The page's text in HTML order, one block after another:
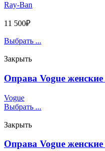
Ray-Ban
11 500₽
Выбрать ...
Закрыть
Оправа Vogue
Vogue
Выбрать ...
Закрыть
Оправа Vogue